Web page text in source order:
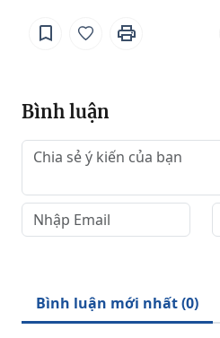
Bình luận
Bình luận mới nhất (0)